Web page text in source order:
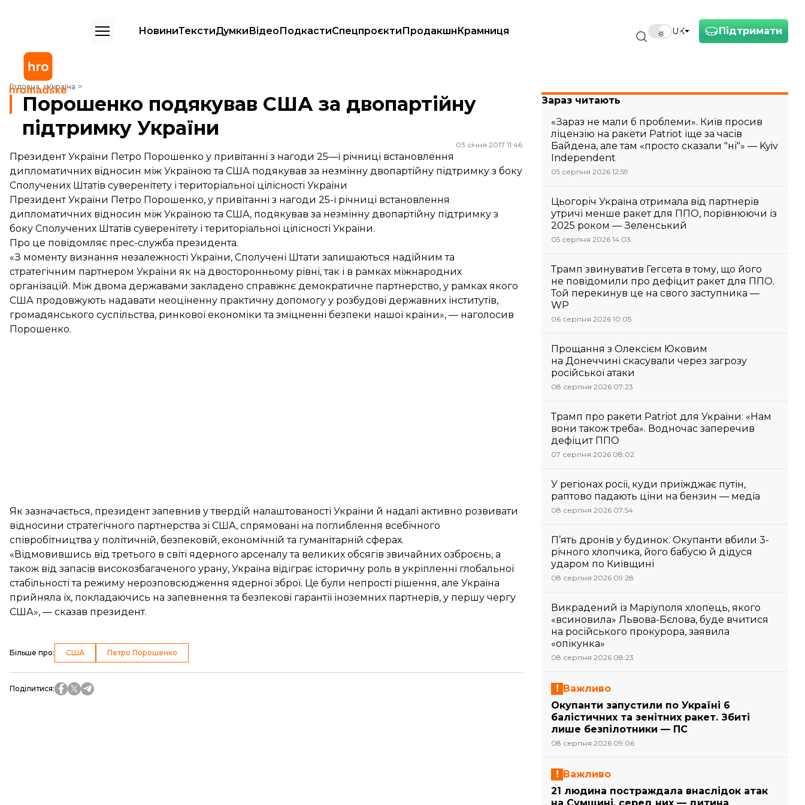
Підтримати
UK
НовиниТекстиДумкиВідеоПодкастиСпецпроєктиПродакшнКрамниця
Головна Україна
Порошенко подякував США за двопартійну підтримку України
Порошенко подякував США за двопартійну
підтримку України
03 січня 2017 11:46
Президент України Петро Порошенко у привітанні з нагоди 25—ї річниці встановлення
дипломатичних відносин між Україною та США подякував за незмінну двопартійну підтримку з боку
Сполучених Штатів суверенітету і територіальної цілісності України
Президент України Петро Порошенко, у привітанні з нагоди 25-ї річниці встановлення
дипломатичних відносин між Україною та США, подякував за незмінну двопартійну підтримку з
боку Сполучених Штатів суверенітету і територіальної цілісності України.
Про це повідомляє прес-служба президента.
«З моменту визнання незалежності України, Сполучені Штати залишаються надійним та
стратегічним партнером України як на двосторонньому рівні, так і в рамках міжнародних
організацій. Між двома державами закладено справжнє демократичне партнерство, у рамках якого
США продовжують надавати неоціненну практичну допомогу у розбудові державних інститутів,
громадянського суспільства, ринкової економіки та зміцненні безпеки нашої країни», — наголосив
Порошенко.
Як зазначається, президент запевнив у твердій налаштованості України й надалі активно розвивати
відносини стратегічного партнерства зі США, спрямовані на поглиблення всебічного
співробітництва у політичній, безпековій, економічній та гуманітарній сферах.
«Відмовившись від третього в світі ядерного арсеналу та великих обсягів звичайних озброєнь, а
також від запасів високозбагаченого урану, Україна відіграє історичну роль в укріпленні глобальної
стабільності та режиму нерозповсюдження ядерної зброї. Це були непрості рішення, але Україна
прийняла їх, покладаючись на запевнення та безпекові гарантії іноземних партнерів, у першу чергу
США», — сказав президент.
Більше про: США Петро Порошенко
Поділитися:
Зараз читають
«Зараз не мали б проблеми». Київ просив
ліцензію на ракети Patriot іще за часів
Байдена, але там «просто сказали "ні"» — Kyiv
Independent
05 серпня 2026 12:59
Цьогоріч Україна отримала від партнерів
утричі менше ракет для ППО, порівнюючи із
2025 роком — Зеленський
05 серпня 2026 14:03
Трамп звинуватив Гегсета в тому, що його
не повідомили про дефіцит ракет для ППО.
Той перекинув це на свого заступника —
WP
06 серпня 2026 10:05
Прощання з Олексієм Юковим
на Донеччині скасували через загрозу
російської атаки
08 серпня 2026 07:23
Трамп про ракети Patriot для України: «Нам
вони також треба». Водночас заперечив
дефіцит ППО
07 серпня 2026 08:02
У регіонах росії, куди приїжджає путін,
раптово падають ціни на бензин — медіа
08 серпня 2026 07:54
П’ять дронів у будинок. Окупанти вбили 3-
річного хлопчика, його бабусю й дідуся
ударом по Київщині
08 серпня 2026 09:28
Викрадений із Маріуполя хлопець, якого
«всиновила» Львова-Бєлова, буде вчитися
на російського прокурора, заявила
«опікунка»
08 серпня 2026 08:23
Важливо
Окупанти запустили по Україні 6
балістичних та зенітних ракет. Збиті
лише безпілотники — ПС
08 серпня 2026 09:06
Важливо
21 людина постраждала внаслідок атак